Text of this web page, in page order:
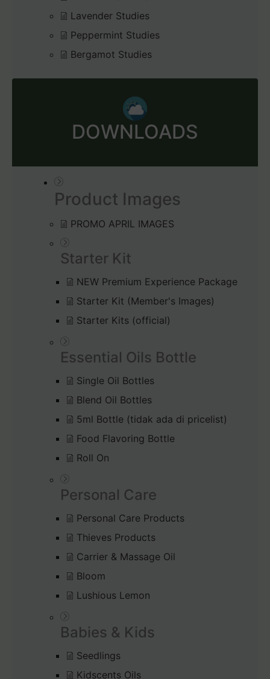
Lavender Studies
Peppermint Studies
Bergamot Studies
DOWNLOADS
Product Images
PROMO APRIL IMAGES
Starter Kit
NEW Premium Experience Package
Starter Kit (Member's Images)
Starter Kits (official)
Essential Oils Bottle
Single Oil Bottles
Blend Oil Bottles
5ml Bottle (tidak ada di pricelist)
Food Flavoring Bottle
Roll On
Personal Care
Personal Care Products
Thieves Products
Carrier & Massage Oil
Bloom
Lushious Lemon
Babies & Kids
Seedlings
Kidscents Oils